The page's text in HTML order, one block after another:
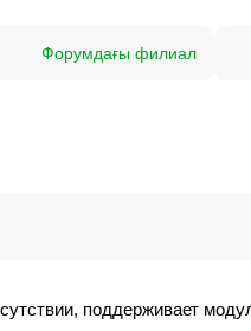
Форумдағы филиал
поддерживает